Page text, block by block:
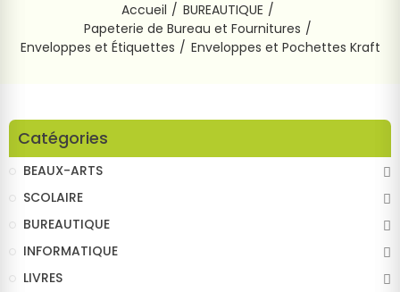
Accueil
BUREAUTIQUE
Papeterie de Bureau et Fournitures
Enveloppes et Étiquettes
Enveloppes et Pochettes Kraft
Catégories
BEAUX-ARTS
SCOLAIRE
BUREAUTIQUE
INFORMATIQUE
LIVRES